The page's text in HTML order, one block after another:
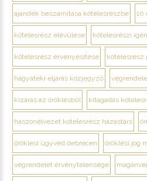
ajándék beszámítása kötelesrészbe 10
kötelesrész elévülése kötelesrészi
kötelesrész érvényesítése kötelesrész
hagyatéki eljárás közjegyző
kizárás az öröklésből kitagadás
haszonélvezet kötelesrész házastárs
öröklési ügyvéd debrecen öröklési jog
végrendelet érvénytelensége